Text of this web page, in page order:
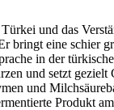
und das
bringt eine schier
in der
und setzt
und
Produkt